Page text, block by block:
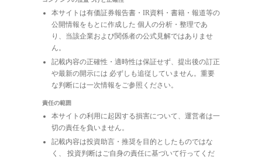
本サイトは有価証券報告書・IR資料・書籍・報道等の
公開情報をもとに作成した 個人の分析・整理であ
り、当該企業および関係者の公式見解ではありませ
ん。
記載内容の正確性・適時性は保証せず、提出後の訂正
や最新の開示には 必ずしも追従していません。重要
な判断には一次情報をご参照ください。
責任の範囲
本サイトの利用に起因する損害について、運営者は一
切の責任を負いません。
記載内容は投資助言・推奨を目的としたものではな
く、 投資判断はご自身の責任に基づいて行ってくだ